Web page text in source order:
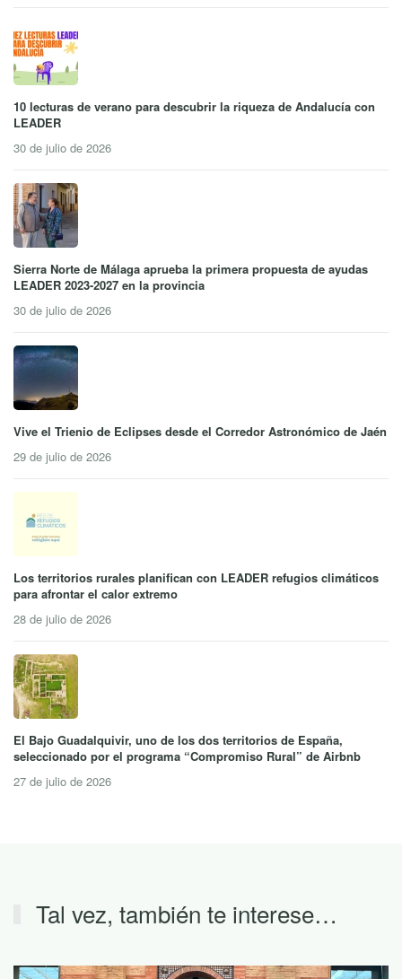
10 lecturas de verano para descubrir la riqueza de Andalucía con
LEADER
30 de julio de 2026
Sierra Norte de Málaga aprueba la primera propuesta de ayudas
LEADER 2023-2027 en la provincia
30 de julio de 2026
Vive el Trienio de Eclipses desde el Corredor Astronómico de Jaén
29 de julio de 2026
Los territorios rurales planifican con LEADER refugios climáticos
para afrontar el calor extremo
28 de julio de 2026
El Bajo Guadalquivir, uno de los dos territorios de España,
seleccionado por el programa “Compromiso Rural” de Airbnb
27 de julio de 2026
Tal vez, también te interese…